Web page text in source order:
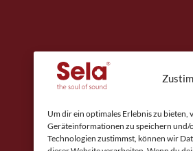
Um dir ein optimales Erlebnis zu
Geräteinformationen zu speichern und/
Technologien zustimmst, können wir